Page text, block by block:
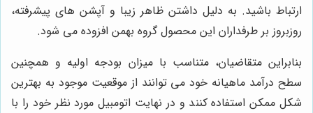
ارتباط باشید. به دلیل داشتن ظاهر زیبا و آپشن های پیشرفته،
روزبروز بر طرفداران این محصول گروه بهمن افزوده می شود.
بنابراین متقاضیان، متناسب با میزان بودجه اولیه و همچنین
سطح درآمد ماهیانه خود می توانند از موقعیت موجود به بهترین
شکل ممکن استفاده کنند و در نهایت اتومبیل مورد نظر خود را با